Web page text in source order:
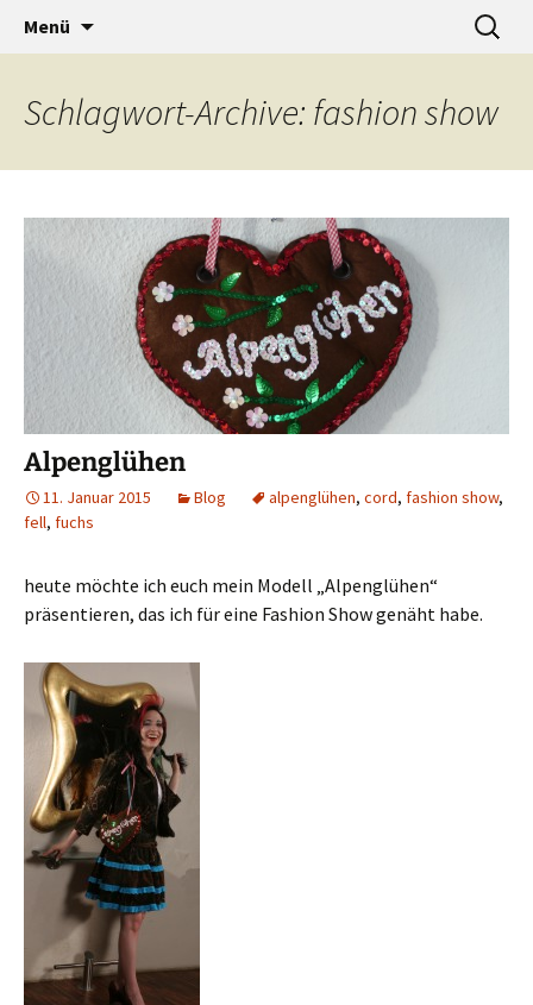
baumann-accessories
…a designers world
Menü
Suche
nach:
Schlagwort-Archive: fashion show
Alpenglühen
11. Januar 2015 Blog alpenglühen, cord, fashion show,
fell, fuchs
heute möchte ich euch mein Modell „Alpenglühen“
präsentieren, das ich für eine Fashion Show genäht habe.